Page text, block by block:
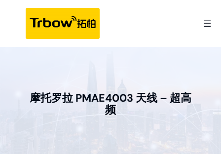
摩托罗拉 PMAE4003 天线 – 超高
频